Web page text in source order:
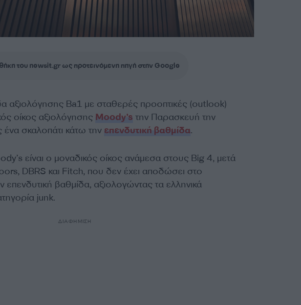
του newsit.gr ως προτεινόμενη πηγή στην Google
αξιολόγησης Ba1 με σταθερές προοπτικές (outlook)
οίκος αξιολόγησης Moody’s την Παρασκευή την
σκαλοπάτι κάτω την επενδυτική βαθμίδα.
είναι ο μοναδικός οίκος ανάμεσα στους Big 4, μετά
DBRS και Fitch, που δεν έχει αποδώσει στο
επενδυτική βαθμίδα, αξιολογώντας τα ελληνικά
junk.
ΔΙΑΦΗΜΙΣΗ